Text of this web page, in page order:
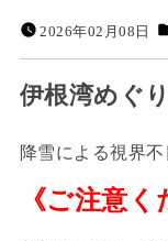
2026年02月08日
伊根湾めぐ
降雪による視界
《ご注意く